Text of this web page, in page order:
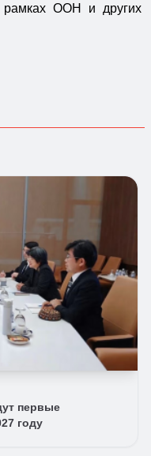
рамках ООН и других
первые
году